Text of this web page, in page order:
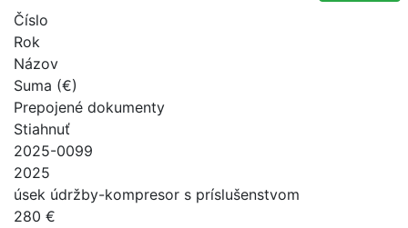
Číslo
Rok
Názov
Suma (€)
Prepojené dokumenty
Stiahnuť
2025-0099
2025
úsek údržby-kompresor s príslušenstvom
280 €